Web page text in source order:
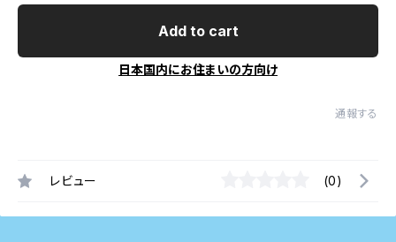
Add to cart
日本国内にお住まいの方向け
通報する
レビュー (0)